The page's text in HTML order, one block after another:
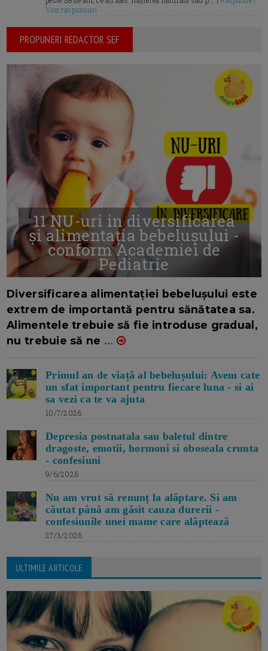
Vezi raspunsuri
PROPUNERI REDACTOR SEF
11 NU-uri in diversificarea
și alimentația bebelușului -
conform Academiei de
Pediatrie
Diversificarea alimentației bebelușului este
extrem de importantă pentru sănătatea sa.
Alimentele trebuie să fie introduse gradual,
nu trebuie să ne ...
Primul an de viață al bebelușului: Avem cate
un sfat important pentru fiecare luna - si ai
sa vezi ca te va ajuta
10/7/2026
Depresia postnatala sau baletul dintre
dragoste, emotii, hormoni si oboseala crunta
- confesiuni
9/6/2026
Nu am vrut să renunț la alăptare. Si am
căutat până am găsit cauza durerii -
confesiunile unei mame care alăptează
27/3/2026
ULTIMILE ARTICOLE